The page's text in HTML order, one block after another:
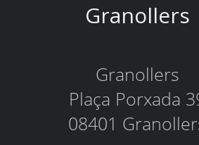
Granollers
Granollers
Plaça Porxada
08401